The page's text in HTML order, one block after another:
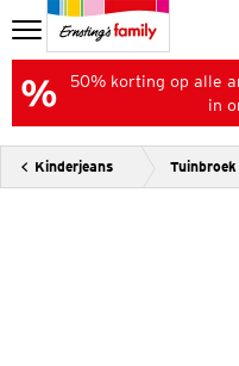
50% korting op alle
in
Kinderjeans